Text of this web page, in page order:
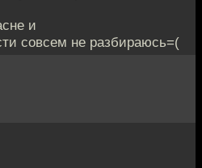
и
совсем не разбираюсь=(